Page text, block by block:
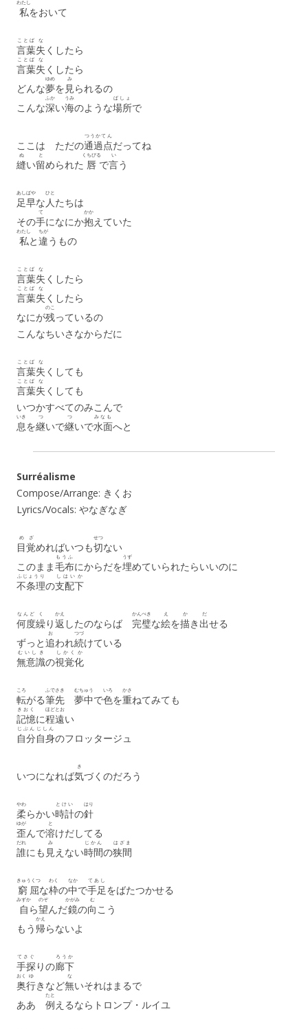
私
わたし
をおいて
言葉
ことば
失
な
くしたら
言葉
ことば
失
な
くしたら
どんな夢
ゆめ
を 見
み
られるの
こんな深
ふか
い海
うみ
のような場所
ばしょ
で
ここは ただの通過点
つうかてん
だってね
縫
ぬ
い留
と
められた 唇
くちびる
で言
い
う
足早
あしばや
な人
ひと
たちは
その手
て
になにか抱
かか
えていた
私
わたし
と違
ちが
うもの
言葉
ことば
失
な
くしたら
言葉
ことば
失
な
くしたら
なにが残
のこ
っているの
こんなちいさなからだに
言葉
ことば
失
な
くしても
言葉
ことば
失
な
くしても
いつかすべてのみこんで
息
いき
を継
つ
いで継
つ
いで水面
みなも
へと
Surréalisme
Compose/Arrange: きくお
Lyrics/Vocals: やなぎなぎ
目覚
めざ
めればいつも切
せつ
ない
このまま毛布
もうふ
にからだを埋
うず
めていられたらいいのに
不条理
ふじょうり
の支配下
しはいか
何度
なんど
繰
く
り返
かえ
したのならば 完璧
かんぺき
な絵
え
を描
か
き 出
だ
せる
ずっと追
お
われ続
つづ
けている
無意識
むいしき
の視覚化
しかくか
転
ころ
がる筆先
ふでさき
夢中
むちゅう
で色
いろ
を重
かさ
ねてみても
記憶
きおく
に程
ほど
遠
とお
い
自分
じぶん
自身
じしん
のフロッタージュ
いつになれば気
き
づくのだろう
柔
やわ
らかい時計
とけい
の針
はり
歪
ゆが
んで溶
と
けだしてる
誰
だれ
にも 見
み
えない時間
じかん
の狭間
はざま
窮屈
きゅうくつ
な枠
わく
の中
なか
で手足
てあし
をばたつかせる
自
みずか
ら望
のぞ
んだ鏡
かがみ
の向
む
こう
もう 帰
かえ
らないよ
手探
てさぐ
りの廊下
ろうか
奥
おく
行
ゆ
きなど無
な
いそれはまるで
ああ 例
たと
えるならトロンプ・ルイユ